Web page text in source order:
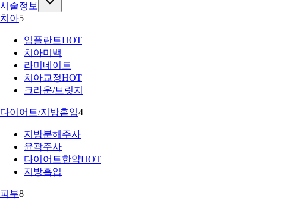
시술정보
치아5
임플란트HOT
치아미백
라미네이트
치아교정HOT
크라운/브릿지
다이어트/지방흡입4
지방분해주사
윤곽주사
다이어트한약HOT
지방흡입
피부8